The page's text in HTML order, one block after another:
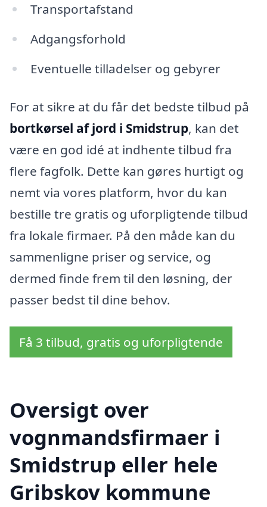
Transportafstand
Adgangsforhold
Eventuelle tilladelser og gebyrer
For at sikre at du får det bedste tilbud på
bortkørsel af jord i Smidstrup, kan det
være en god idé at indhente tilbud fra
flere fagfolk. Dette kan gøres hurtigt og
nemt via vores platform, hvor du kan
bestille tre gratis og uforpligtende tilbud
fra lokale firmaer. På den måde kan du
sammenligne priser og service, og
dermed finde frem til den løsning, der
passer bedst til dine behov.
Få 3 tilbud, gratis og uforpligtende
Oversigt over
vognmandsfirmaer i
Smidstrup eller hele
Gribskov kommune